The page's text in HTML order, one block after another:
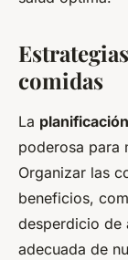
comidas
La
poderosa para
Organizar las
beneficios,
desperdicio de
adecuada de